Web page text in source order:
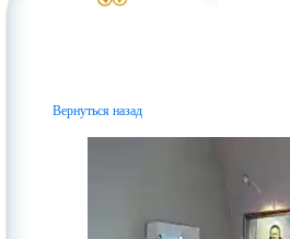
Вернуться назад